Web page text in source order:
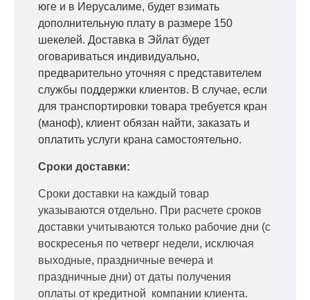
юге и в Иерусалиме, будет взимать
дополнительную плату в размере 150
шекелей. Доставка в Эйлат будет
оговариваться индивидуально,
предварительно уточняя с представителем
службы поддержки клиентов. В случае, если
для транспортировки товара требуется кран
(маноф), клиент обязан найти, заказать и
оплатить услуги крана самостоятельно.
Сроки доставки:
Сроки доставки на каждый товар
указываются отдельно. При расчете сроков
доставки учитываются только рабочие дни (с
воскресенья по четверг недели, исключая
выходные, праздничные вечера и
праздничные дни) от даты получения
оплаты от кредитной компании клиента.